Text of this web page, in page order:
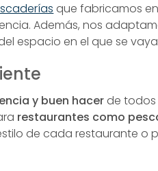
que fabricamos
Además, nos
espacio en el que se
y buen hacer de
restaurantes como
de cada restaurante o